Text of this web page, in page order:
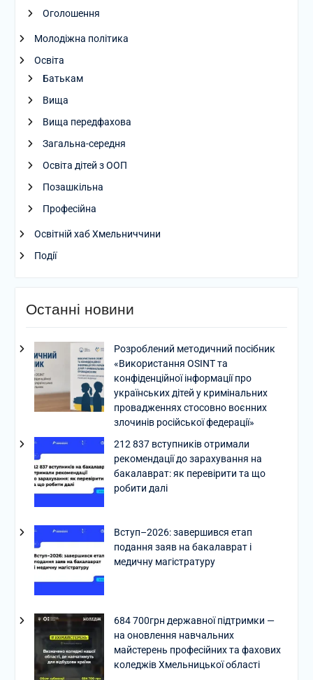
Оголошення
Молодіжна політика
Освіта
Батькам
Вища
Вища передфахова
Загальна-середня
Освіта дітей з ООП
Позашкільна
Професійна
Освітній хаб Хмельниччини
Події
Останні новини
Розроблений методичний посібник
«Використання OSINT та
конфіденційної інформації про
українських дітей у кримінальних
провадженнях стосовно воєнних
злочинів російської федерації»
212 837 вступників отримали
рекомендації до зарахування на
бакалаврат: як перевірити та що
робити далі
Вступ–2026: завершився етап
подання заяв на бакалаврат і
медичну магістратуру
684 700грн державної підтримки —
на оновлення навчальних
майстерень професійних та фахових
коледжів Хмельницької області